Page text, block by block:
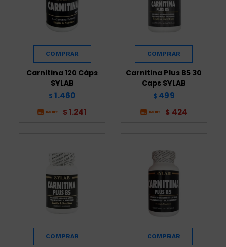
Carnitina 120 Cáps
SYLAB
$ 1.460
$ 1.241
Carnitina Plus B5 30
Caps SYLAB
$ 499
$ 424